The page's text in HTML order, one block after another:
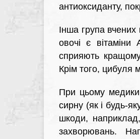
антиоксиданту,
Інша група
овочі є
сприяють
Крім того, цибуля
При цьому
сирну (як і будь-
шкоди,
захворювань.